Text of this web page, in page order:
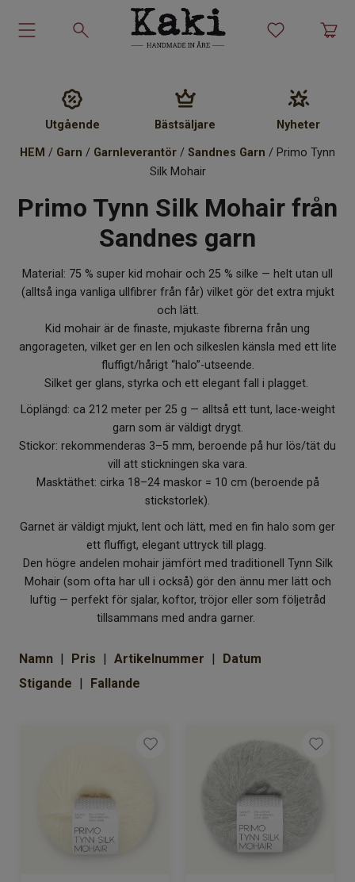
Garn
Stickmönster
Tillbehör
Ullprodukter
Presenter
Kakiskolan
Utgående Bästsäljare Nyheter
HEM / Garn / Garnleverantör / Sandnes Garn / Primo Tynn
Silk Mohair
Primo Tynn Silk Mohair från
Sandnes garn
Material: 75 % super kid mohair och 25 % silke — helt utan ull
(alltså inga vanliga ullfibrer från får) vilket gör det extra mjukt
och lätt.
Kid mohair är de finaste, mjukaste fibrerna från ung
angorageten, vilket ger en len och silkeslen känsla med ett lite
fluffigt/hårigt “halo”-utseende.
Silket ger glans, styrka och ett elegant fall i plagget.
Löplängd: ca 212 meter per 25 g — alltså ett tunt, lace-weight
garn som är väldigt drygt.
Stickor: rekommenderas 3–5 mm, beroende på hur lös/tät du
vill att stickningen ska vara.
Masktäthet: cirka 18–24 maskor = 10 cm (beroende på
stickstorlek).
Garnet är väldigt mjukt, lent och lätt, med en fin halo som ger
ett fluffigt, elegant uttryck till plagg.
Den högre andelen mohair jämfört med traditionell Tynn Silk
Mohair (som ofta har ull i också) gör den ännu mer lätt och
luftig — perfekt för sjalar, koftor, tröjor eller som följetråd
tillsammans med andra garner.
Namn Pris Artikelnummer
Datum
Stigande
Fallande